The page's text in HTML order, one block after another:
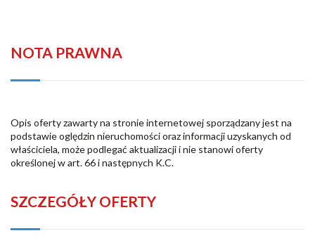
NOTA PRAWNA
Opis oferty zawarty na stronie internetowej sporządzany jest na
podstawie oględzin nieruchomości oraz informacji uzyskanych od
właściciela, może podlegać aktualizacji i nie stanowi oferty
określonej w art. 66 i następnych K.C.
SZCZEGÓŁY OFERTY